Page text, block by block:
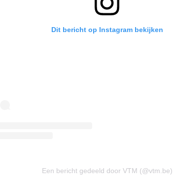
Dit bericht op Instagram bekijken
Een bericht gedeeld door VTM (@vtm.be)